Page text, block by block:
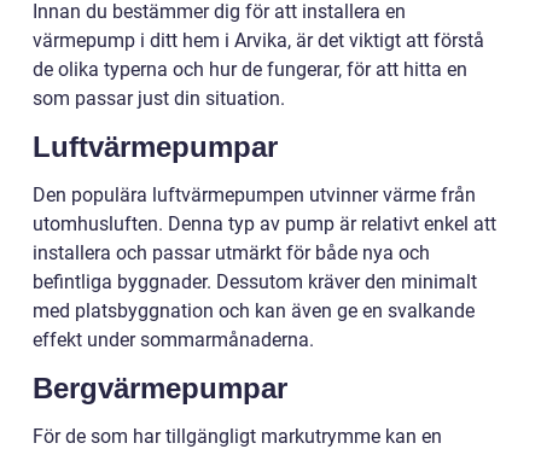
Innan du bestämmer dig för att installera en
värmepump i ditt hem i Arvika, är det viktigt att förstå
de olika typerna och hur de fungerar, för att hitta en
som passar just din situation.
Luftvärmepumpar
Den populära luftvärmepumpen utvinner värme från
utomhusluften. Denna typ av pump är relativt enkel att
installera och passar utmärkt för både nya och
befintliga byggnader. Dessutom kräver den minimalt
med platsbyggnation och kan även ge en svalkande
effekt under sommarmånaderna.
Bergvärmepumpar
För de som har tillgängligt markutrymme kan en